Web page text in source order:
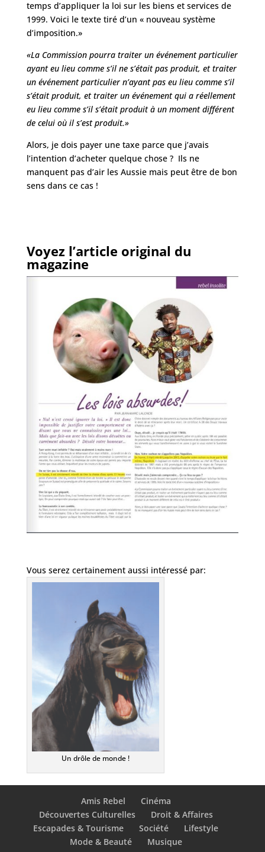
temps d’appliquer la loi sur les biens et services de
1999. Voici le texte tiré d’un « nouveau système
d’imposition.»
«La Commission pourra traiter un événement particulier
ayant eu lieu comme s’il ne s’était pas produit, et traiter
un événement particulier n’ayant pas eu lieu comme s’il
s’était produit, et traiter un événement qui a réellement
eu lieu comme s’il s’était produit à un moment différent
de celui où il s’est produit.»
Alors, je dois payer une taxe parce que j’avais
l’intention d’acheter quelque chose ? Ils ne
manquent pas d’air les Aussie mais peut être de bon
sens dans ce cas !
Voyez l’article original du
magazine
Vous serez certainement aussi intéressé par:
Un drôle de monde !
Amis Rebel
Cinéma
Découvertes Culturelles
Droit & Affaires
Escapades & Tourisme
Société
Lifestyle
Mode & Beauté
Musique